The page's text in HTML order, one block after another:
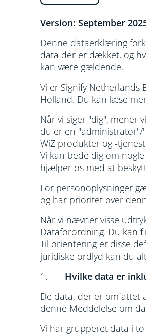
Version: September
Denne dataerklæring
data der er dækket, og
kan være gældende.
Vi er Signify Netherlands
Holland. Du kan læse
Når vi siger "dig", mener
du er en "administrator"/
WiZ produkter og -
Vi kan bede dig om
hjælper os med at
For personoplysninger
og har prioritet over
Når vi nævner visse
Dataforordning. Du kan
Til orientering er disse
juridiske ordlyd kan du
1. Hvilke data er
De data, der er omfattet
denne Meddelelse om
Vi har grupperet data i